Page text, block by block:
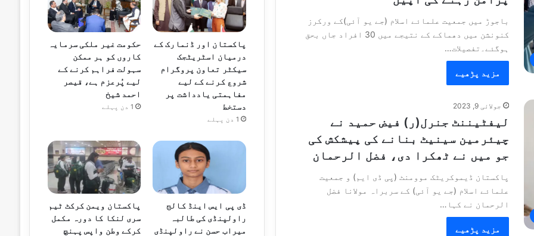
باجوڑ میں جمعیت علمائے اسلام (جے یو آئی)کے ورکرز
کنونشن میں دھماکے کے نتیجے میں 30 افراد جاں بحق
ہوگئے۔تفصیلات…
مزید پڑھیے
جولائی 9, 2023
لیفٹیننٹ جنرل(ر) فیض حمید نے
چیئرمین سینیٹ بنانے کی پیشکش کی
جو میں نے ٹھکرا دی، فضل الرحمان
پاکستان ڈیموکریٹک موومنٹ (پی ڈی ایم) و جمعیت
علمائے اسلام (جے یو آئی) کے سربراہ مولانا فضل
الرحمان نے کہا…
مزید پڑھیے
پاکستان اور ڈنمارک کے
درمیان اسٹریٹجک
سیکٹر تعاون پروگرام
شروع کرنے کے لیے
مفاہمتی یادداشت پر
دستخط
1 دن پہلے
حکومت غیر ملکی سرمایہ
کاروں کو ہر ممکن
سہولت فراہم کرنے کے
لیے پُرعزم ہے، قیصر
احمد شیخ
1 دن پہلے
ڈی پی ایس اینڈ کالج
راولپنڈی کی طالبہ
میراب حسن نے راولپنڈی
پاکستان ویمن کرکٹ ٹیم
سری لنکا کا دورہ مکمل
کرکے وطن واپس پہنچ